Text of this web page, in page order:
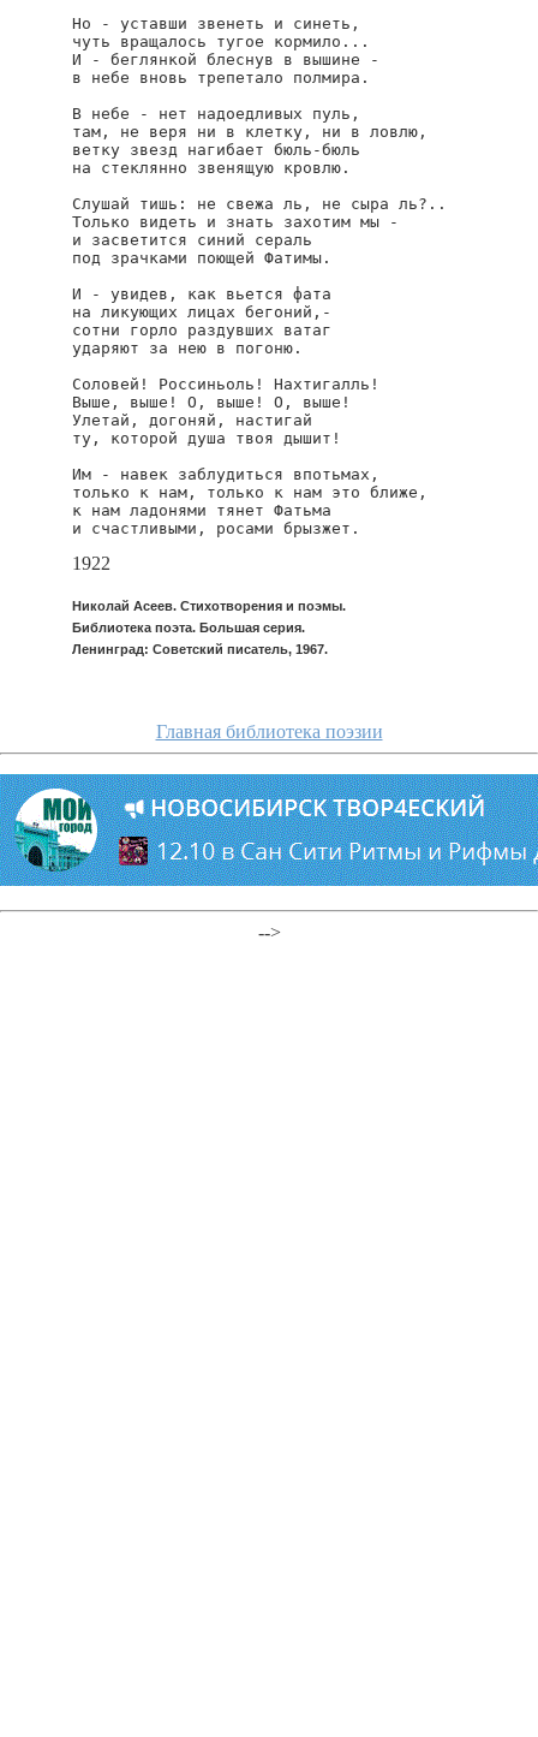
Но - уставши звенеть и синеть,
чуть вращалось тугое кормило...
И - беглянкой блеснув в вышине -
в небе вновь трепетало полмира.
В небе - нет надоедливых пуль,
там, не веря ни в клетку, ни в ловлю,
ветку звезд нагибает бюль-бюль
на стеклянно звенящую кровлю.
Слушай тишь: не свежа ль, не сыра ль?..
Только видеть и знать захотим мы -
и засветится синий сераль
под зрачками поющей Фатимы.
И - увидев, как вьется фата
на ликующих лицах бегоний,-
сотни горло раздувших ватаг
ударяют за нею в погоню.
Соловей! Россиньоль! Нахтигалль!
Выше, выше! О, выше! О, выше!
Улетай, догоняй, настигай
ту, которой душа твоя дышит!
Им - навек заблудиться впотьмах,
только к нам, только к нам это ближе,
к нам ладонями тянет Фатьма
и счастливыми, росами брызжет.
1922
Николай Асеев. Стихотворения и поэмы.
Библиотека поэта. Большая серия.
Ленинград: Советский писатель, 1967.
Главная библиотека поэзии
-->